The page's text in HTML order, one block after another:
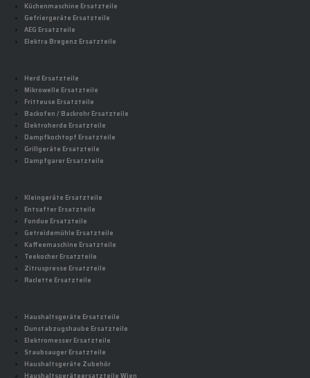
Küchenmaschine Ersatzteile
Gefriergeräte Ersatzteile
AEG Ersatzteile
Elektra Bregenz Ersatzteile
Herd Ersatzteile
Mikrowelle Ersatzteile
Fritteuse Ersatzteile
Backofen / Backrohr Ersatzteile
Elektroherde Ersatzteile
Dampfkochtopf Ersatzteile
Grillgeräte Ersatzteile
Dampfgarer Ersatzteile
Kleingeräte Ersatzteile
Entsafter Ersatzteile
Fondue Ersatzteile
Getreidemühle Ersatzteile
Kaffeemaschine Ersatzteile
Teekocher Ersatzteile
Zitruspresse Ersatzteile
Raclette Ersatzteile
Haushaltsgeräte Ersatzteile
Dunstabzugshaube Ersatzteile
Elektromesser Ersatzteile
Staubsauger Ersatzteile
Haushaltsgeräte Zubehör
Haushaltsgeräteersatzteile Wien